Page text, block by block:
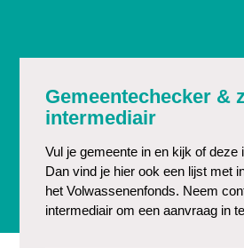
Gemeentechecker &
intermediair
Vul je gemeente in en kijk of deze
Dan vind je hier ook een lijst met
het Volwassenenfonds. Neem
intermediair om een aanvraag in